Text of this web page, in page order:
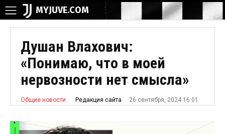
MYJUVE.COM
Душан Влахович:
«Понимаю, что в моей
нервозности нет смысла»
Общие новости Редакция сайта 26 сентября, 2024 16:01